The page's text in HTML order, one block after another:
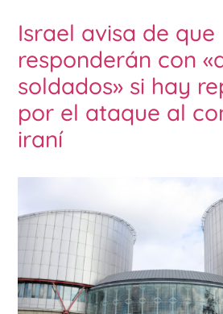
Israel avisa de que
responderán con
soldados» si hay
por el ataque al
iraní